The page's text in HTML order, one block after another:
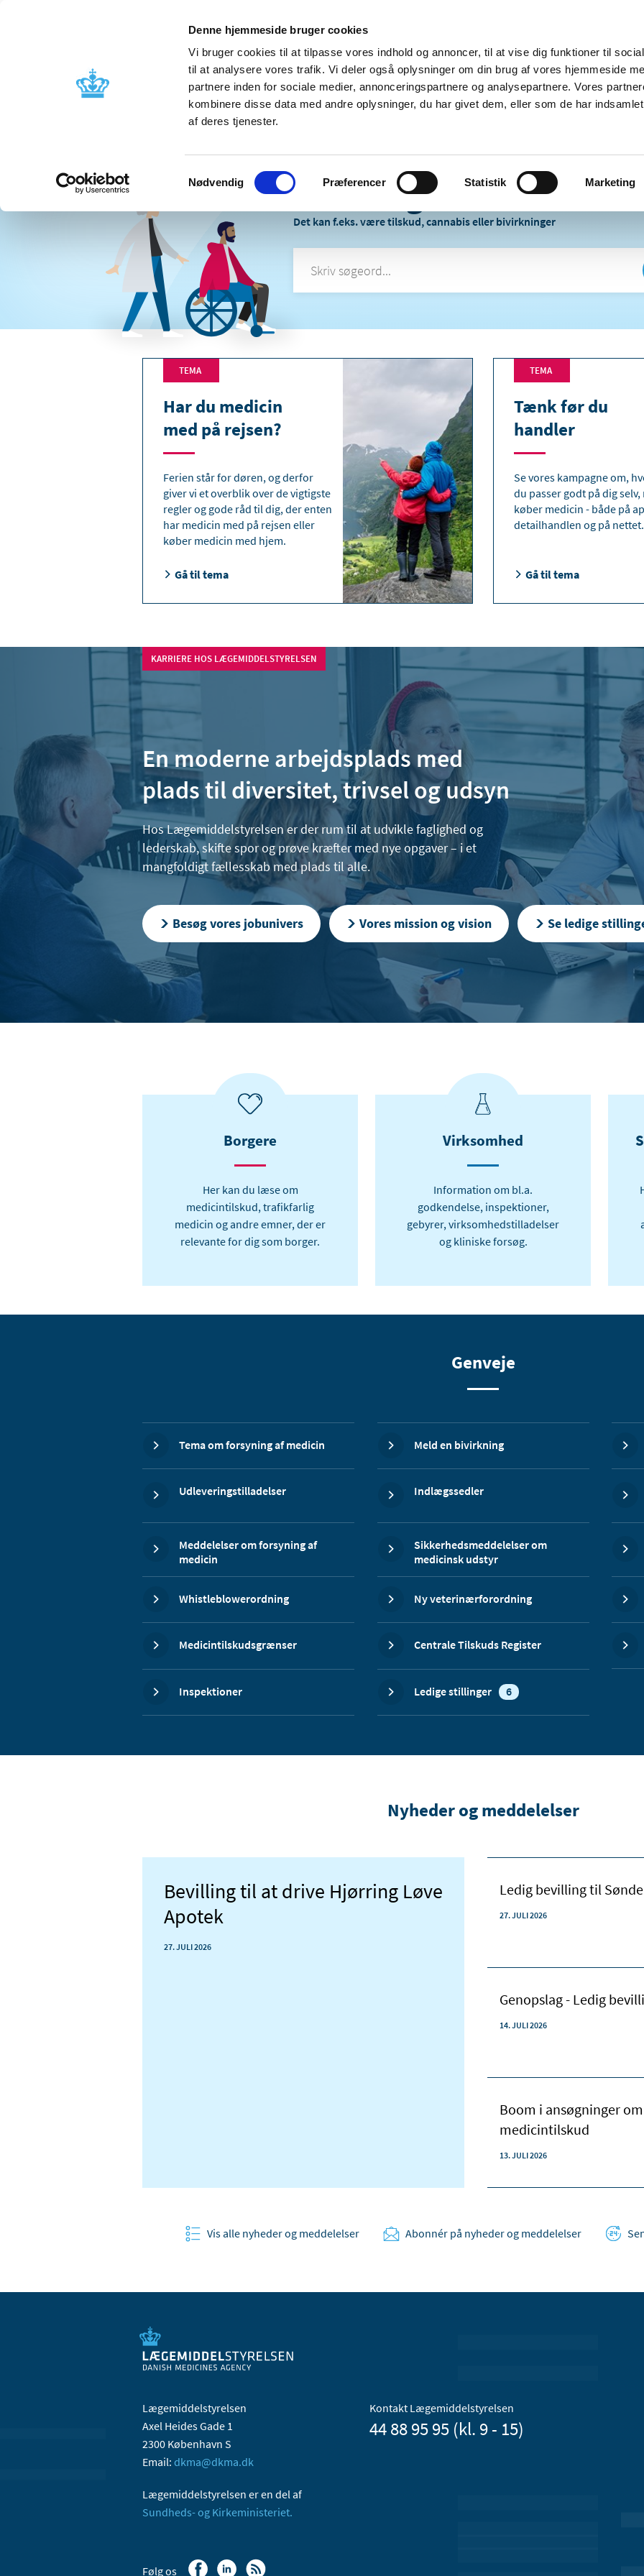
Denne hjemmeside bruger cookies
Vi bruger cookies til at tilpasse vores indhold og annoncer, til at vise dig funktioner til
til at analysere vores trafik. Vi deler også oplysninger om din brug af vores hjemmeside
partnere inden for sociale medier, annonceringspartnere og analysepartnere. Vores
kombinere disse data med andre oplysninger, du har givet dem, eller som de har
af deres tjenester.
Samtykkevalg
Nødvendig Præferencer Statistik Marketing
Nyheder Om os Kontakt
Godkendelse og
Bivirkninger og
produktinformation
Tilskud og
Apoteker og salg af
Hvad søger du efter?
Det kan f.eks. være tilskud, cannabis eller bivirkninger
TEMA
Har du medicin
med på rejsen?
Ferien står for døren, og derfor
giver vi et overblik over de vigtigste
regler og gode råd til dig, der enten
har medicin med på rejsen eller
køber medicin med hjem.
Gå til tema
TEMA
Tænk før du
handler
Se vores kampagne om,
du passer godt på dig
køber medicin - både på
detailhandlen og på nettet.
Gå til tema
KARRIERE HOS LÆGEMIDDELSTYRELSEN
En moderne arbejdsplads med
plads til diversitet, trivsel og udsyn
Hos Lægemiddelstyrelsen er der rum til at udvikle faglighed og
lederskab, skifte spor og prøve kræfter med nye opgaver – i et
mangfoldigt fællesskab med plads til alle.
Besøg vores jobunivers Vores mission og vision Se ledige
Borgere
Her kan du læse om
medicintilskud, trafikfarlig
medicin og andre emner, der er
relevante for dig som borger.
Virksomhed
Information om bl.a.
godkendelse, inspektioner,
gebyrer, virksomhedstilladelser
og kliniske forsøg.
Genveje
Tema om forsyning af medicin Meld en bivirkning
Udleveringstilladelser Indlægssedler
Meddelelser om forsyning af
medicin
Sikkerhedsmeddelelser om
medicinsk udstyr
Whistleblowerordning Ny veterinærforordning
Medicintilskudsgrænser Centrale Tilskuds Register
Inspektioner Ledige stillinger 6
Nyheder og meddelelser
Bevilling til at drive Hjørring Løve
Apotek
27. JULI 2026
Ledig bevilling til
27. JULI 2026
Genopslag - Ledig
14. JULI 2026
Boom i ansøgninger
medicintilskud
13. JULI 2026
Vis alle nyheder og meddelelser Abonnér på nyheder og meddelelser
Lægemiddelstyrelsen
Axel Heides Gade 1
2300 København S
Email: dkma@dkma.dk
Lægemiddelstyrelsen er en del af
Sundheds- og Kirkeministeriet.
Kontakt Lægemiddelstyrelsen
44 88 95 95 (kl. 9 - 15)
Følg os